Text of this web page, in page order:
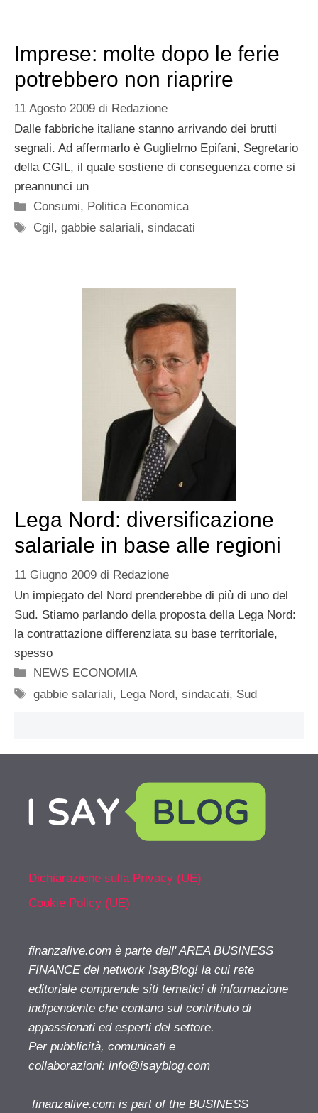
Imprese: molte dopo le ferie
potrebbero non riaprire
11 Agosto 2009 di Redazione
Dalle fabbriche italiane stanno arrivando dei brutti
segnali. Ad affermarlo è Guglielmo Epifani, Segretario
della CGIL, il quale sostiene di conseguenza come si
preannunci un
Categorie
Consumi, Politica Economica
Tag
Cgil ,gabbie salariali,sindacati
Lega Nord: diversificazione
salariale in base alle regioni
11 Giugno 2009 di Redazione
Un impiegato del Nord prenderebbe di più di uno del
Sud. Stiamo parlando della proposta della Lega Nord:
la contrattazione differenziata su base territoriale,
spesso
Categorie
NEWS ECONOMIA
Tag
gabbie salariali, Lega Nord,sindacati, Sud
Dichiarazione sulla Privacy (UE)
Cookie Policy (UE)
finanzalive.com è parte dell' AREA BUSINESS
FINANCE del network IsayBlog! la cui rete
editoriale comprende siti tematici di informazione
indipendente che contano sul contributo di
appassionati ed esperti del settore.
Per pubblicità, comunicati e
collaborazioni: info@isayblog.com
finanzalive.com is part of the BUSINESS